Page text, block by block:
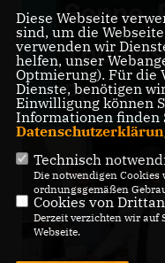
Diese Webseite
sind, um die
verwenden wir
helfen, unser
Optmierung). Für die
Dienste, benötigen
Einwilligung können
Informationen finden
Technisch
Die notwendigen
ordnungsgemäßen
Cookies von
Derzeit verzichten wir auf
Webseite.